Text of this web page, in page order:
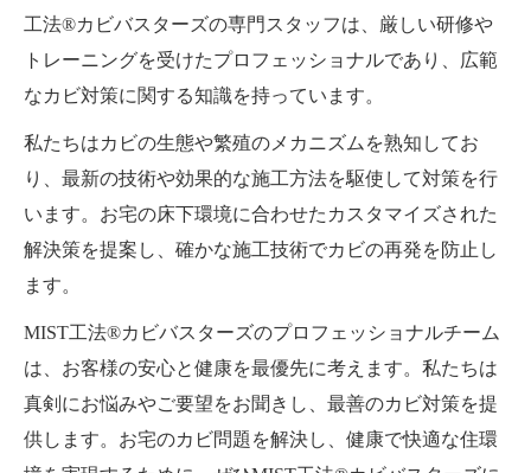
工法®カビバスターズの専門スタッフは、厳しい研修や
トレーニングを受けたプロフェッショナルであり、広範
なカビ対策に関する知識を持っています。
私たちはカビの生態や繁殖のメカニズムを熟知してお
り、最新の技術や効果的な施工方法を駆使して対策を行
います。お宅の床下環境に合わせたカスタマイズされた
解決策を提案し、確かな施工技術でカビの再発を防止し
ます。
MIST工法®カビバスターズのプロフェッショナルチーム
は、お客様の安心と健康を最優先に考えます。私たちは
真剣にお悩みやご要望をお聞きし、最善のカビ対策を提
供します。お宅のカビ問題を解決し、健康で快適な住環